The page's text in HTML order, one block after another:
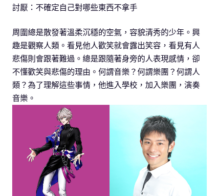
討厭：不確定自己對哪些東西不拿手
周圍總是散發著溫柔沉穩的空氣，容貌清秀的少年。興
趣是觀察人類。看見他人歡笑就會露出笑容，看見有人
悲傷則會跟著難過。總是跟隨著身旁的人表現感情，卻
不懂歡笑與悲傷的理由。何謂音樂？何謂樂團？何謂人
類？為了理解這些事情，他進入學校，加入樂團，演奏
音樂。